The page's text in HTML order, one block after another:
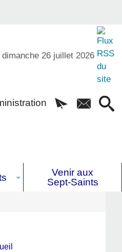
26 juillet 2026
Venir aux
Sept-Saints